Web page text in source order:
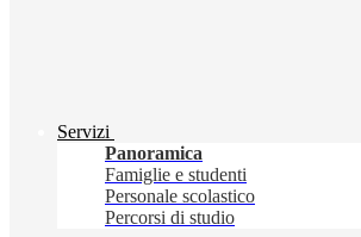
Servizi
Panoramica
Famiglie e studenti
Personale scolastico
Percorsi di studio